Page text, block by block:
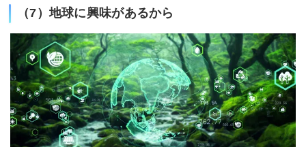
（7）地球に興味があるから